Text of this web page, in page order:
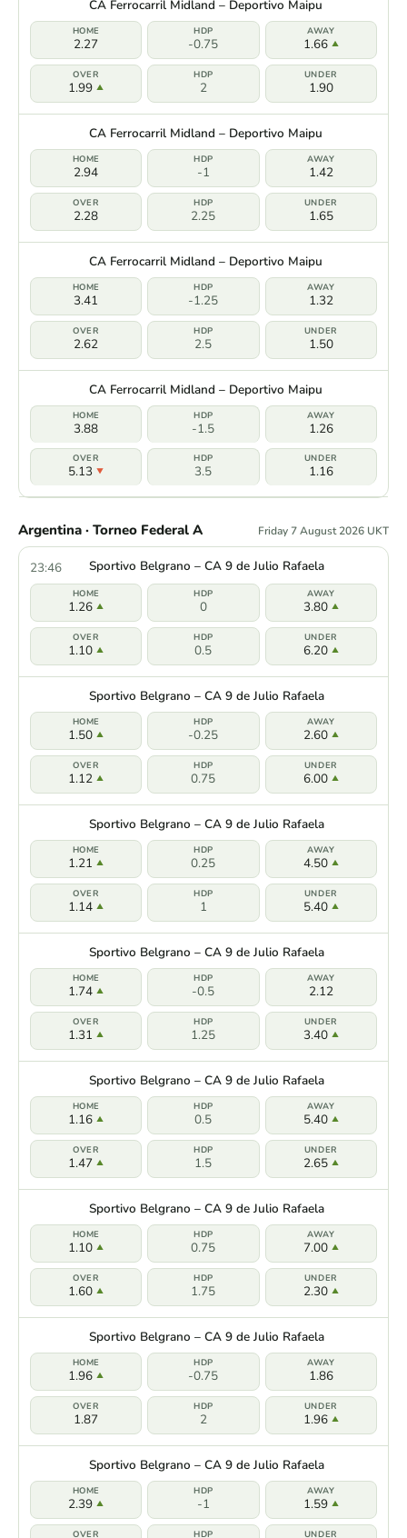
CA Ferrocarril Midland – Deportivo Maipu
2.27 -0.75 1.66
1.99 2 1.90
CA Ferrocarril Midland – Deportivo Maipu
2.94 -1 1.42
2.28 2.25 1.65
CA Ferrocarril Midland – Deportivo Maipu
3.41 -1.25 1.32
2.62 2.5 1.50
CA Ferrocarril Midland – Deportivo Maipu
3.88 -1.5 1.26
5.13 3.5 1.16
Argentina · Torneo Federal A Friday 7 August 2026 UKT
23:46 Sportivo Belgrano – CA 9 de Julio Rafaela
1.26 0 3.80
1.10 0.5 6.20
Sportivo Belgrano – CA 9 de Julio Rafaela
1.50 -0.25 2.60
1.12 0.75 6.00
Sportivo Belgrano – CA 9 de Julio Rafaela
1.21 0.25 4.50
1.14 1 5.40
Sportivo Belgrano – CA 9 de Julio Rafaela
1.74 -0.5 2.12
1.31 1.25 3.40
Sportivo Belgrano – CA 9 de Julio Rafaela
1.16 0.5 5.40
1.47 1.5 2.65
Sportivo Belgrano – CA 9 de Julio Rafaela
1.10 0.75 7.00
1.60 1.75 2.30
Sportivo Belgrano – CA 9 de Julio Rafaela
1.96 -0.75 1.86
1.87 2 1.96
Sportivo Belgrano – CA 9 de Julio Rafaela
2.39 -1 1.59